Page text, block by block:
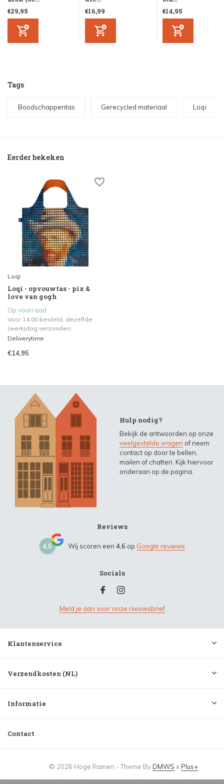
€29,95
€16,99
€14,95
Tags
Boodschappentas Gerecycled materiaal Loqi
Eerder bekeken
Loqi
Loqi - opvouwtas - pix &
love van gogh
Op voorraad
Voor 14.00 besteld, dezelfde
(werk)dag verzonden.
Deliverytime
€14,95
Hulp nodig?
Bekijk de antwoorden op onze
veelgestelde vragen of neem
contact op door te bellen,
mailen of chatten. Kijk hiervoor
onderaan op de pagina.
Reviews
4,6 Wij scoren een 4,6 op Google reviews
Socials
Meld je aan voor onze nieuwsbrief
Klantenservice
Verzendkosten (NL)
Informatie
Contact
© 2026 Hoge Ramen - Theme ByDMWS xPlus+